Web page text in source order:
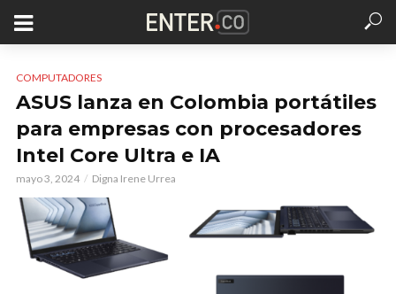
COMPUTADORES
ASUS lanza en Colombia portátiles
para empresas con procesadores
Intel Core Ultra e IA
mayo 3, 2024 Digna Irene Urrea